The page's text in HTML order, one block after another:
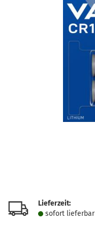
Lieferzeit:
sofort lie­fer­bar